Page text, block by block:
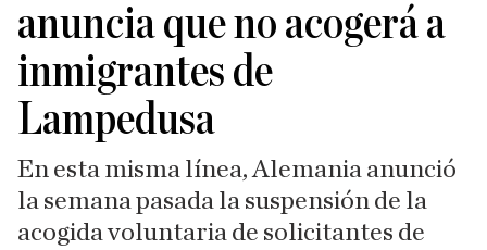
anuncia que no acogerá a
inmigrantes de
Lampedusa
En esta misma línea, Alemania anunció
la semana pasada la suspensión de la
acogida voluntaria de solicitantes de